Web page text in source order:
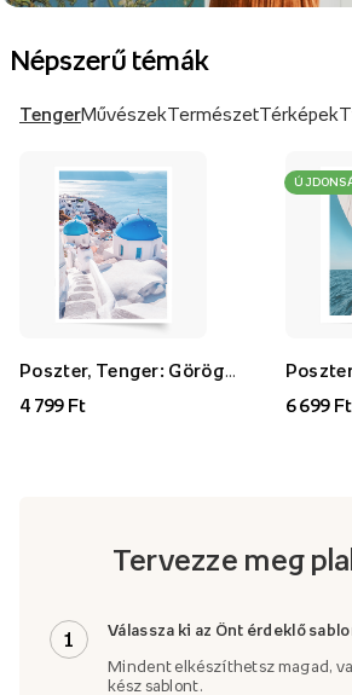
Népszerű témák
TengerMűvészekTermészetTérképek
4 799 Ft
6 699 Ft
Tervezze meg
1 Válassza ki az Önt érdeklő
Mindent elkészíthetsz magad,
kész sablont.